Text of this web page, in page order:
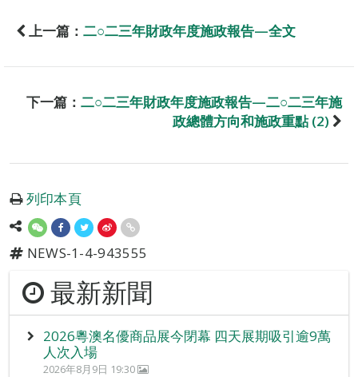
上一篇： 二○二三年財政年度施政報告—全文
下一篇： 二○二三年財政年度施政報告—二○二三年施
政總體方向和施政重點 (2)
列印本頁
NEWS-1-4-943555
最新新聞
2026粵澳名優商品展今閉幕 四天展期吸引逾9萬
人次入場
2026年8月9日 19:30